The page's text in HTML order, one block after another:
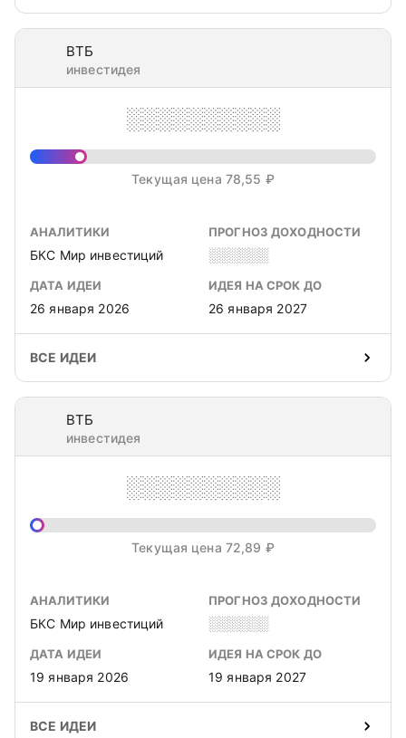
ВТБ
инвестидея
░░░░░░░░░░
Текущая цена 78,55 ₽
АНАЛИТИКИ
БКС Мир инвестиций
ПРОГНОЗ ДОХОДНОСТИ
░░░░░░
ДАТА ИДЕИ
26 января 2026
ИДЕЯ НА СРОК ДО
26 января 2027
ВСЕ ИДЕИ
ВТБ
инвестидея
░░░░░░░░░░
Текущая цена 72,89 ₽
АНАЛИТИКИ
БКС Мир инвестиций
ПРОГНОЗ ДОХОДНОСТИ
░░░░░░
ДАТА ИДЕИ
19 января 2026
ИДЕЯ НА СРОК ДО
19 января 2027
ВСЕ ИДЕИ